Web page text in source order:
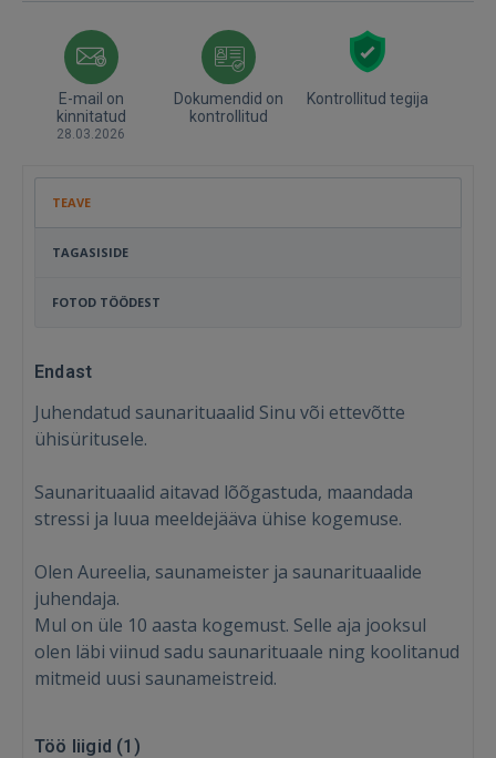
Sisene
E-mail on
kinnitatud
28.03.2026
Dokumendid on
kontrollitud
Kontrollitud tegija
TEAVE
TAGASISIDE
FOTOD TÖÖDEST
Endast
Juhendatud saunarituaalid Sinu või ettevõtte
ühisüritusele.
Saunarituaalid aitavad lõõgastuda, maandada
stressi ja luua meeldejääva ühise kogemuse.
Olen Aureelia, saunameister ja saunarituaalide
juhendaja.
Mul on üle 10 aasta kogemust. Selle aja jooksul
olen läbi viinud sadu saunarituaale ning koolitanud
mitmeid uusi saunameistreid.
Töö liigid (1 )